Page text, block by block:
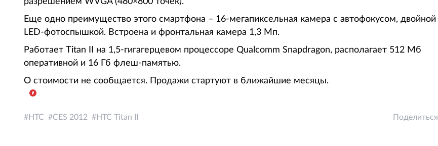
Еще одно преимущество этого смартфона – 16-мегапиксельная камера с автофокусом, двойной
LED-фотоспышкой. Встроена и фронтальная камера 1,3 Мп.
Работает Titan II на 1,5-гигагерцевом процессоре Qualcomm Snapdragon, располагает 512 Мб
оперативной и 16 Гб флеш-памятью.
О стоимости не сообщается. Продажи стартуют в ближайшие месяцы.
HTC CES 2012 HTC Titan II Поделиться